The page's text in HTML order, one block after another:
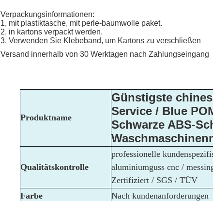
Verpackungsinformationen:
1, mit plastiktasche, mit perle-baumwolle paket.
2, in kartons verpackt werden.
3. Verwenden Sie Klebeband, um Kartons zu verschließen
Versand innerhalb von 30 Werktagen nach Zahlungseingang
Produktname
Günstigste
Service / Blue
Schwarze ABS-
Qualitätskontrolle
professionelle
aluminiumguss cnc /
Zertifiziert / SGS / TÜV
Farbe
Nach kundenanforderungen